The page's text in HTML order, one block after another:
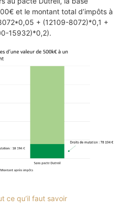
et le montant total d’impôts à
+ (12109-8072)*0,1 +
15932)*0,2).
ce qu’il faut savoir